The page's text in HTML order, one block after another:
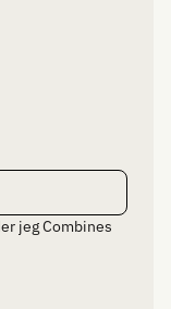
jeg Combines